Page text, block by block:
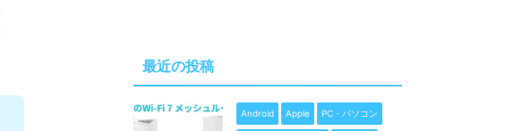
最近の投稿
Android Apple PC・パソコン